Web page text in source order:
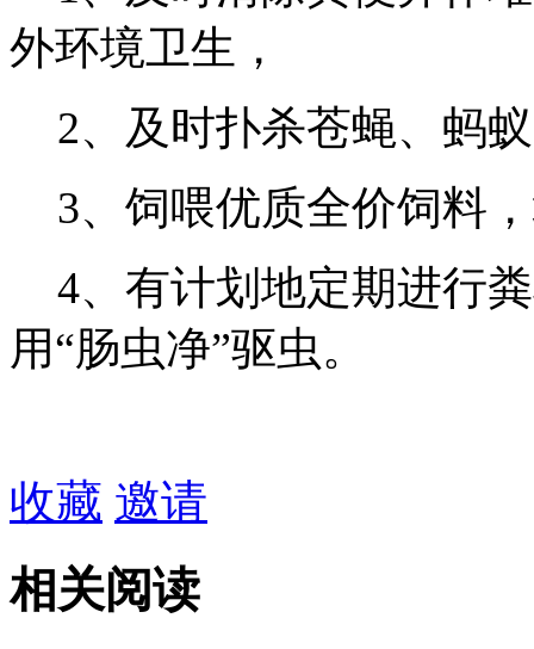
外环境卫生，
2、及时扑杀苍蝇、蚂
3、饲喂优质全价饲料
4、有计划地定期进行
用“肠虫净”驱虫。
收藏 邀请
相关阅读